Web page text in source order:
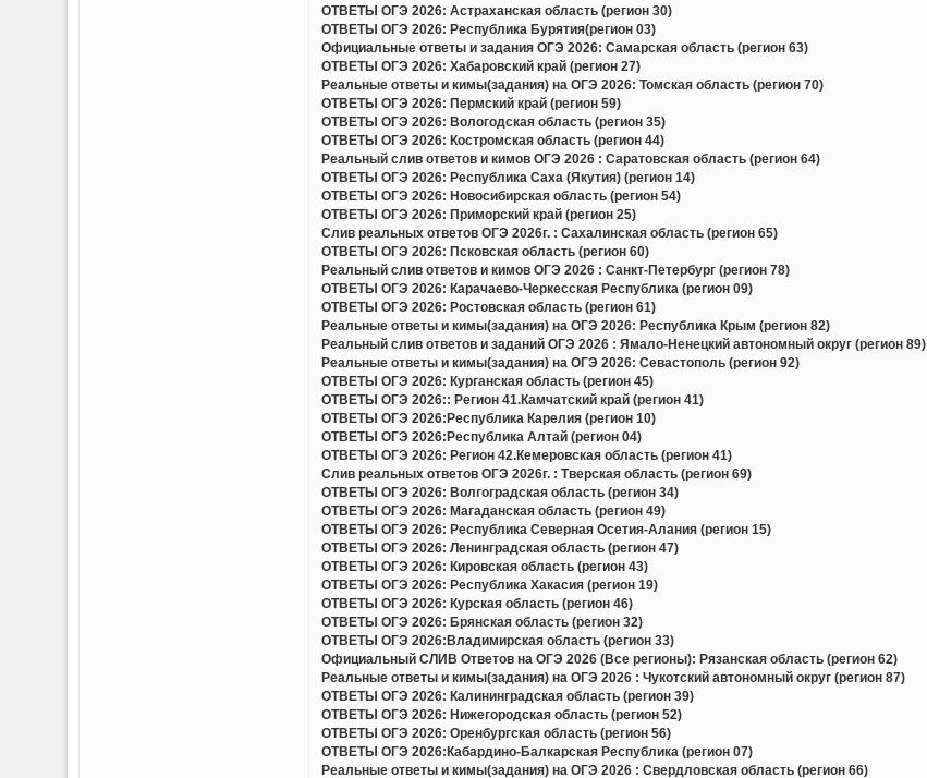
ОТВЕТЫ ОГЭ 2026: Астраханская область (регион 30)
ОТВЕТЫ ОГЭ 2026: Республика Бурятия(регион 03)
Официальные ответы и задания ОГЭ 2026: Самарская область (регион 63)
ОТВЕТЫ ОГЭ 2026: Хабаровский край (регион 27)
Реальные ответы и кимы(задания) на ОГЭ 2026: Томская область (регион 70)
ОТВЕТЫ ОГЭ 2026: Пермский край (регион 59)
ОТВЕТЫ ОГЭ 2026: Вологодская область (регион 35)
ОТВЕТЫ ОГЭ 2026: Костромская область (регион 44)
Реальный слив ответов и кимов ОГЭ 2026 : Саратовская область (регион 64)
ОТВЕТЫ ОГЭ 2026: Республика Саха (Якутия) (регион 14)
ОТВЕТЫ ОГЭ 2026: Новосибирская область (регион 54)
ОТВЕТЫ ОГЭ 2026: Приморский край (регион 25)
Слив реальных ответов ОГЭ 2026г. : Сахалинская область (регион 65)
ОТВЕТЫ ОГЭ 2026: Псковская область (регион 60)
Реальный слив ответов и кимов ОГЭ 2026 : Санкт-Петербург (регион 78)
ОТВЕТЫ ОГЭ 2026: Карачаево-Черкесская Республика (регион 09)
ОТВЕТЫ ОГЭ 2026: Ростовская область (регион 61)
Реальные ответы и кимы(задания) на ОГЭ 2026: Республика Крым (регион 82)
Реальный слив ответов и заданий ОГЭ 2026 : Ямало-Ненецкий автономный округ (регион 89)
Реальные ответы и кимы(задания) на ОГЭ 2026: Севастополь (регион 92)
ОТВЕТЫ ОГЭ 2026: Курганская область (регион 45)
ОТВЕТЫ ОГЭ 2026:: Регион 41.Камчатский край (регион 41)
ОТВЕТЫ ОГЭ 2026:Республика Карелия (регион 10)
ОТВЕТЫ ОГЭ 2026:Республика Алтай (регион 04)
ОТВЕТЫ ОГЭ 2026: Регион 42.Кемеровская область (регион 41)
Слив реальных ответов ОГЭ 2026г. : Тверская область (регион 69)
ОТВЕТЫ ОГЭ 2026: Волгоградская область (регион 34)
ОТВЕТЫ ОГЭ 2026: Магаданская область (регион 49)
ОТВЕТЫ ОГЭ 2026: Республика Северная Осетия-Алания (регион 15)
ОТВЕТЫ ОГЭ 2026: Ленинградская область (регион 47)
ОТВЕТЫ ОГЭ 2026: Кировская область (регион 43)
ОТВЕТЫ ОГЭ 2026: Республика Хакасия (регион 19)
ОТВЕТЫ ОГЭ 2026: Курская область (регион 46)
ОТВЕТЫ ОГЭ 2026: Брянская область (регион 32)
ОТВЕТЫ ОГЭ 2026:Владимирская область (регион 33)
Официальный СЛИВ Ответов на ОГЭ 2026 (Все регионы): Рязанская область (регион 62)
Реальные ответы и кимы(задания) на ОГЭ 2026 : Чукотский автономный округ (регион 87)
ОТВЕТЫ ОГЭ 2026: Калининградская область (регион 39)
ОТВЕТЫ ОГЭ 2026: Нижегородская область (регион 52)
ОТВЕТЫ ОГЭ 2026: Оренбургская область (регион 56)
ОТВЕТЫ ОГЭ 2026:Кабардино-Балкарская Республика (регион 07)
Реальные ответы и кимы(задания) на ОГЭ 2026 : Свердловская область (регион 66)